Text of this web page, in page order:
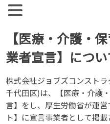
Skip
content
【公式】ジョブズコンストラク
弊社では雇用促進を目標に人
離職率が非常に高い実情があ
【医療・介護・
業者宣言】につい
株式会社ジョブズコンスト
千代田区)は、【医療・介護
言】をし、厚生労働省が運
ト】に宣言事業者として掲載